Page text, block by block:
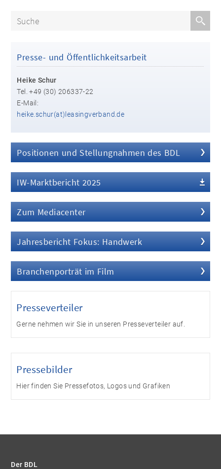
Presse- und Öffentlichkeitsarbeit
Heike Schur
Tel. +49 (30) 206337-22
E-Mail:
heike.schur(at)leasingverband.de
Positionen und Stellungnahmen des BDL
IW-Marktbericht 2025
Zum Mediacenter
Jahresbericht Fokus: Handwerk
Branchenporträt im Film
Presseverteiler
Gerne nehmen wir Sie in unseren Presseverteiler auf.
Pressebilder
Hier finden Sie Pressefotos, Logos und Grafiken
Der BDL